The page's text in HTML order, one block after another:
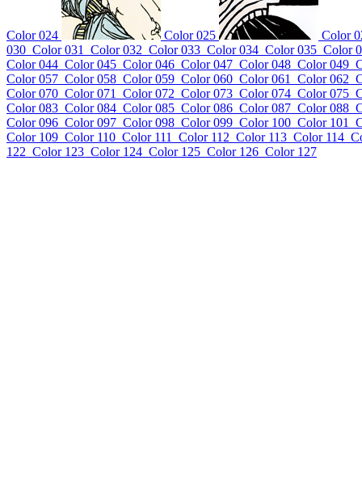
Color 024 Color 025
Color
030 Color 031 Color 032 Color 033 Color 034 Color 035 Color
Color 044 Color 045 Color 046 Color 047 Color 048 Color 049
Color 057 Color 058 Color 059 Color 060 Color 061 Color 062
Color 070 Color 071 Color 072 Color 073 Color 074 Color 075
Color 083 Color 084 Color 085 Color 086 Color 087 Color 088
Color 096 Color 097 Color 098 Color 099 Color 100 Color 101
Color 109 Color 110 Color 111 Color 112 Color 113 Color 114
122 Color 123 Color 124 Color 125 Color 126 Color 127